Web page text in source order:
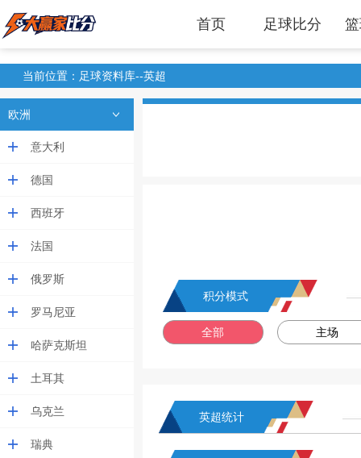
首页 足球比分
当前位置：足球资料库--英超
欧洲
意大利
德国
西班牙
法国
俄罗斯
罗马尼亚
哈萨克斯坦
土耳其
乌克兰
瑞典
积分模式
全部 主场
英超统计